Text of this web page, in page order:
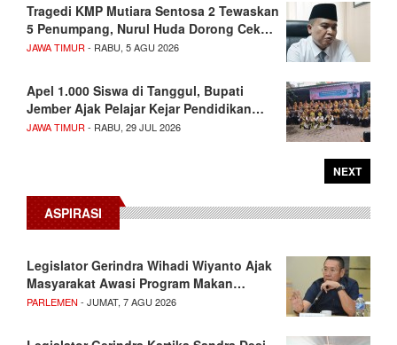
Tragedi KMP Mutiara Sentosa 2 Tewaskan
5 Penumpang, Nurul Huda Dorong Cek…
JAWA TIMUR - RABU, 5 AGU 2026
Apel 1.000 Siswa di Tanggul, Bupati
Jember Ajak Pelajar Kejar Pendidikan…
JAWA TIMUR - RABU, 29 JUL 2026
NEXT
ASPIRASI
Legislator Gerindra Wihadi Wiyanto Ajak
Masyarakat Awasi Program Makan…
PARLEMEN - JUMAT, 7 AGU 2026